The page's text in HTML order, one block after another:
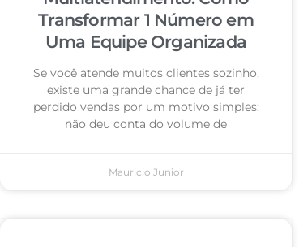
Transformar 1 Número em
Uma Equipe Organizada
Se você atende muitos clientes sozinho,
existe uma grande chance de já ter
perdido vendas por um motivo simples:
não deu conta do volume de
Mauricio Junior